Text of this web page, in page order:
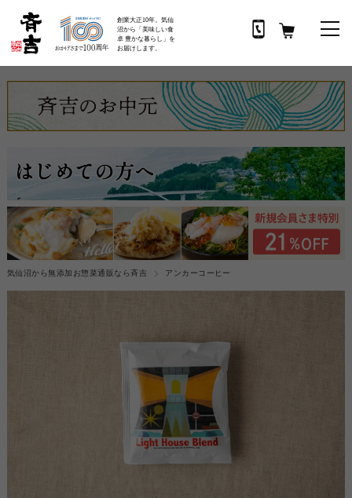
創業大正10年。気仙
沼から「美味しい食
卓 豊かな暮らし」を
お届けします。
気仙沼から無添加お惣菜通販なら斉吉 アンカーコーヒー